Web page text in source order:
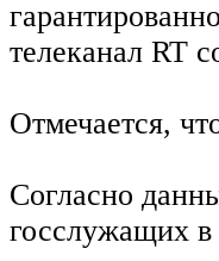
телеканал RT
Отмечается,
Согласно
госслужащих в